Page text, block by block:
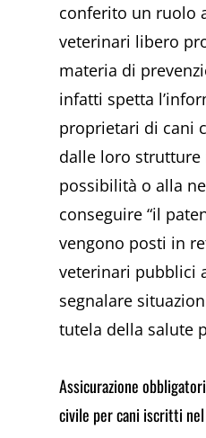
conferito un ruolo
veterinari libero
materia di
infatti spetta
proprietari di cani
dalle loro strutture
possibilità o alla
conseguire “il
vengono posti in
veterinari pubblici
segnalare
tutela della salute
Assicurazione
civile per cani iscritti